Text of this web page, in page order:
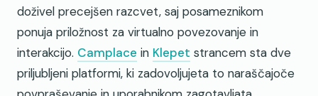
doživel precejšen razcvet, saj posameznikom
ponuja priložnost za virtualno povezovanje in
interakcijo. Camplace in Klepet strancem sta dve
priljubljeni platformi, ki zadovoljujeta to naraščajoče